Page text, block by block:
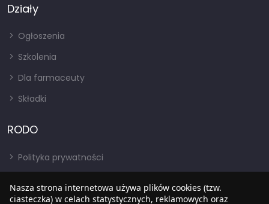
Działy
Ogłoszenia
Szkolenia
Dla farmaceuty
Składki
RODO
Polityka prywatności
RODO
Nasza strona internetowa używa plików cookies (tzw.
ciasteczka) w celach statystycznych, reklamowych oraz